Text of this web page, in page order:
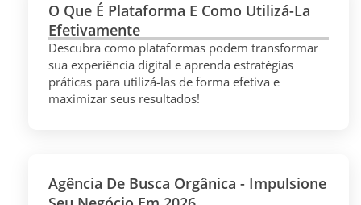
O Que É Plataforma E Como Utilizá-La
Efetivamente
Descubra como plataformas podem transformar
sua experiência digital e aprenda estratégias
práticas para utilizá-las de forma efetiva e
maximizar seus resultados!
Agência De Busca Orgânica - Impulsione